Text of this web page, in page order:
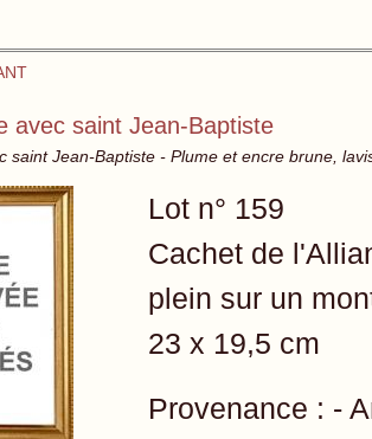
avec saint Jean-Baptiste
saint Jean-Baptiste - Plume et encre brune,
Lot n° 159
Cachet de
plein sur un
23 x 19,5 cm
Provenance : -